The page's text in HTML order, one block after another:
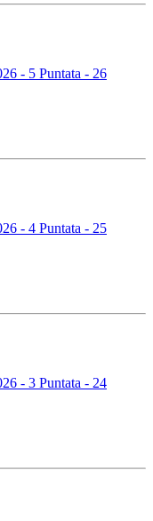
- 5 Puntata - 26
- 4 Puntata - 25
- 3 Puntata - 24